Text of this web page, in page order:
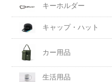
キーホルダー
キャップ・ハット
カー用品
生活用品